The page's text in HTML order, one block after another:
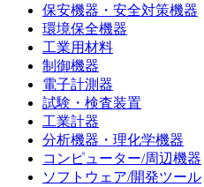
保安機器・安全対策機器
環境保全機器
工業用材料
制御機器
電子計測器
試験・検査装置
工業計器
分析機器・理化学機器
コンピューター/周辺機器
ソフトウェア/開発ツール